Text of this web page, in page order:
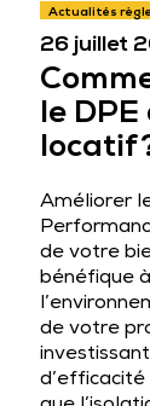
Actualités
26 juillet
le
locatif
Améliorer
de votre
bénéfique
de votre